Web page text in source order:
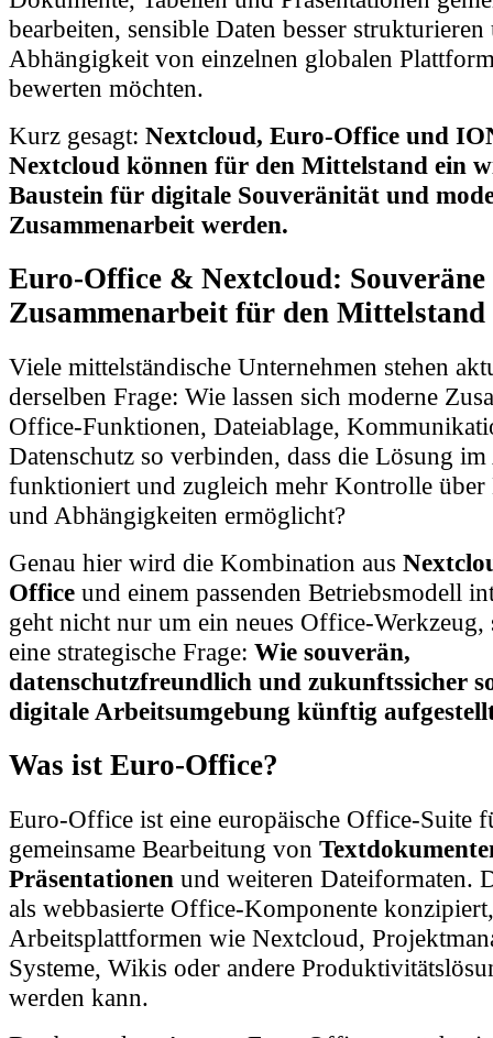
bearbeiten, sensible Daten besser
Abhängigkeit von einzelnen globalen
bewerten möchten.
Nextcloud können für den Mittelstand ein
Baustein für digitale Souveränität und
Zusammenarbeit werden.
Euro-Office & Nextcloud: Souveräne
Zusammenarbeit für den Mittelstand
derselben Frage: Wie lassen sich moderne
Office-Funktionen, Dateiablage,
Datenschutz so verbinden, dass die Lösung
funktioniert und zugleich mehr Kontrolle über
und Abhängigkeiten ermöglicht?
Office und einem passenden Betriebsmodell
geht nicht nur um ein neues Office-Werkzeug,
eine strategische Frage:Wie souverän,
datenschutzfreundlich und zukunftssicher
digitale Arbeitsumgebung künftig
gemeinsame Bearbeitung von
Präsentationenund weiteren Dateiformaten.
als webbasierte Office-Komponente
Arbeitsplattformen wie Nextcloud,
Systeme, Wikis oder andere
werden kann.